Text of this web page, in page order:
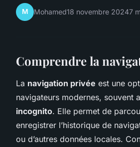
M Mohamed18 novembre 20247
Comprendre la
La navigation privée est une
navigateurs modernes, souvent
incognito. Elle permet de
enregistrer l’historique de
ou d’autres données locales.